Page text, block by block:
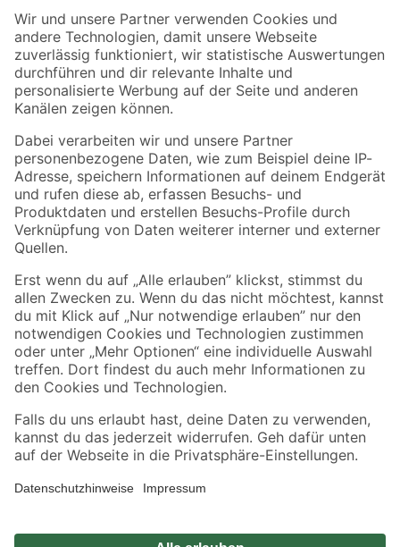
Der toom Newsletter: Keine Angebote und Aktionen mehr verpassen!
Zur Newsletter Anmeldung
Folge uns
Zahlungsarten Versandarten
Sicher einkaufen
Jetzt die toom-App herunterladen
Alle Preisangaben in EUR inkl. gesetzl. MwSt.. Die dargestellten Angebote sind unter
Umständen nicht in allen Märkten verfügbar. Die angegebenen Verfügbarkeiten beziehen
Produkte nur solange der Vorrat reicht.
*Paketversand ab 59 € versandkostenfrei, gilt nicht für Artikel mit Speditionsversand, hier